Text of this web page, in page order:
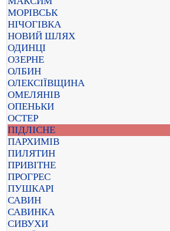
МОРІВСЬК
НІЧОГІВКА
НОВИЙ ШЛЯХ
ОДИНЦІ
ОЗЕРНЕ
ОЛБИН
ОЛЕКСІЇВЩИНА
ОМЕЛЯНІВ
ОПЕНЬКИ
ОСТЕР
ПІДЛІСНЕ
ПАРХИМІВ
ПИЛЯТИН
ПРИВІТНЕ
ПРОГРЕС
ПУШКАРІ
САВИН
САВИНКА
СИВУХИ